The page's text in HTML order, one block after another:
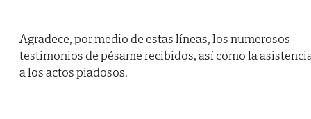
Agradece, por medio de estas líneas, los numerosos
testimonios de pésame recibidos, así como la
a los actos piadosos.